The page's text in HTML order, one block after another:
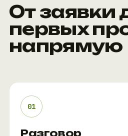
От заявки
первых
напрямую
01
Разговор